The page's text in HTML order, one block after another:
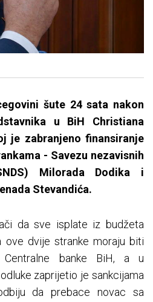
šute 24 sata nakon
u BiH Christiana
je zabranjeno finansiranje
- Savezu nezavisnih
Milorada Dodika i
Stevandića.
da sve isplate iz budžeta
ove dvije stranke moraju biti
Centralne banke BiH, a u
zaprijetio je sankcijama
da prebace novac sa